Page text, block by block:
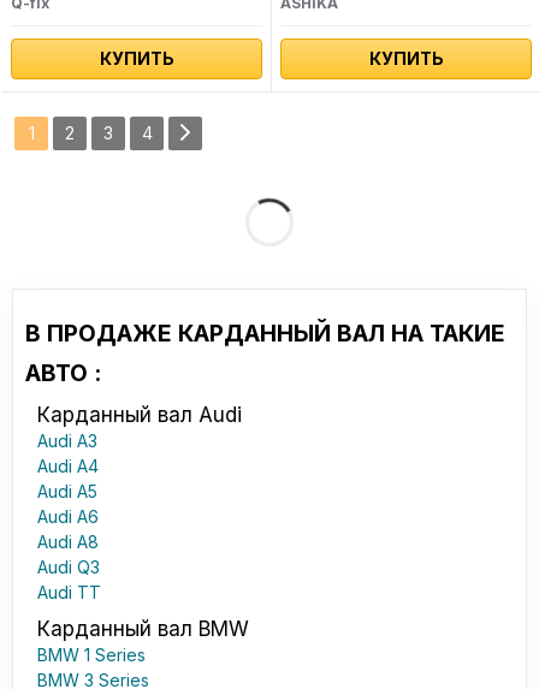
КУПИТЬ КУПИТЬ
1 2 3 4
В ПРОДАЖЕ КАРДАННЫЙ ВАЛ НА ТАКИЕ
АВТО :
Карданный вал Audi
Audi A3
Audi A4
Audi A5
Audi A6
Audi A8
Audi Q3
Audi TT
Карданный вал BMW
BMW 1 Series
BMW 3 Series